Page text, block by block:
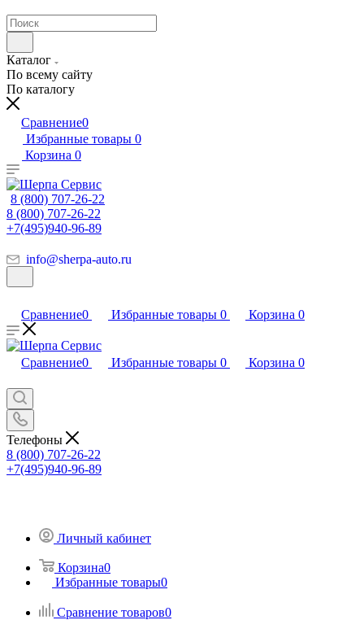
Каталог
По всему сайту
По каталогу
Сравнение0
Избранные товары 0
Корзина 0
8 (800) 707-26-22
8 (800) 707-26-22
+7(495)940-96-89
info@sherpa-auto.ru
Сравнение0 Избранные товары 0 Корзина 0
Сравнение0 Избранные товары 0 Корзина 0
Телефоны
8 (800) 707-26-22
+7(495)940-96-89
Личный кабинет
Корзина0
Избранные товары0
Сравнение товаров0